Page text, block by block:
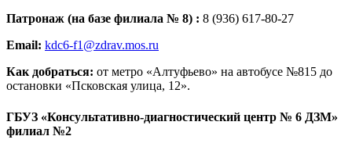
Патронаж (на базе филиала № 8) : 8 (936) 617-80-27
Email: kdc6-f1@zdrav.mos.ru
Как добраться: от метро «Алтуфьево» на автобусе №815 до
остановки «Псковская улица, 12».
ГБУЗ «Консультативно-диагностический центр № 6 ДЗМ»
филиал №2